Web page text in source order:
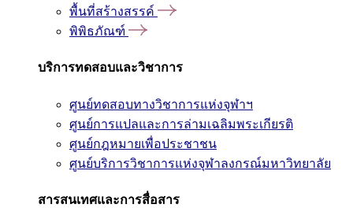
พื้นที่สร้างสรรค์
พิพิธภัณฑ์
บริการทดสอบและวิชาการ
ศูนย์ทดสอบทางวิชาการแห่งจุฬาฯ
ศูนย์การแปลและการล่ามเฉลิมพระเกียรติ
ศูนย์กฎหมายเพื่อประชาชน
ศูนย์บริการวิชาการแห่งจุฬาลงกรณ์มหาวิทยาลัย
สารสนเทศและการสื่อสาร